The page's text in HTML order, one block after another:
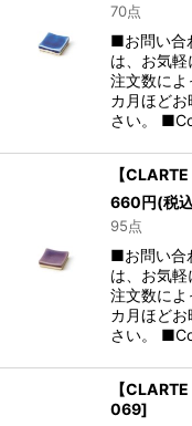
70点
■お問い合
は、お気
注文数に
カ月ほど
さい。
【
660円(税
95点
■お問い合
は、お気
注文数に
カ月ほど
さい。
【
069]